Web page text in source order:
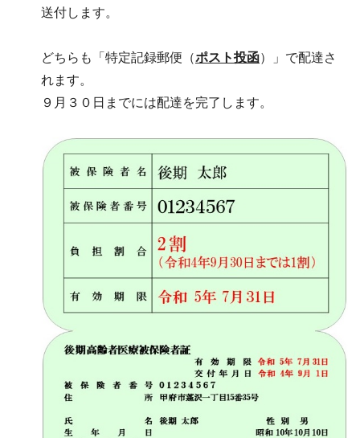
送付します。
どちらも「特定記録郵便（ポスト投函）」で配達さ
れます。
９月３０日までには配達を完了します。